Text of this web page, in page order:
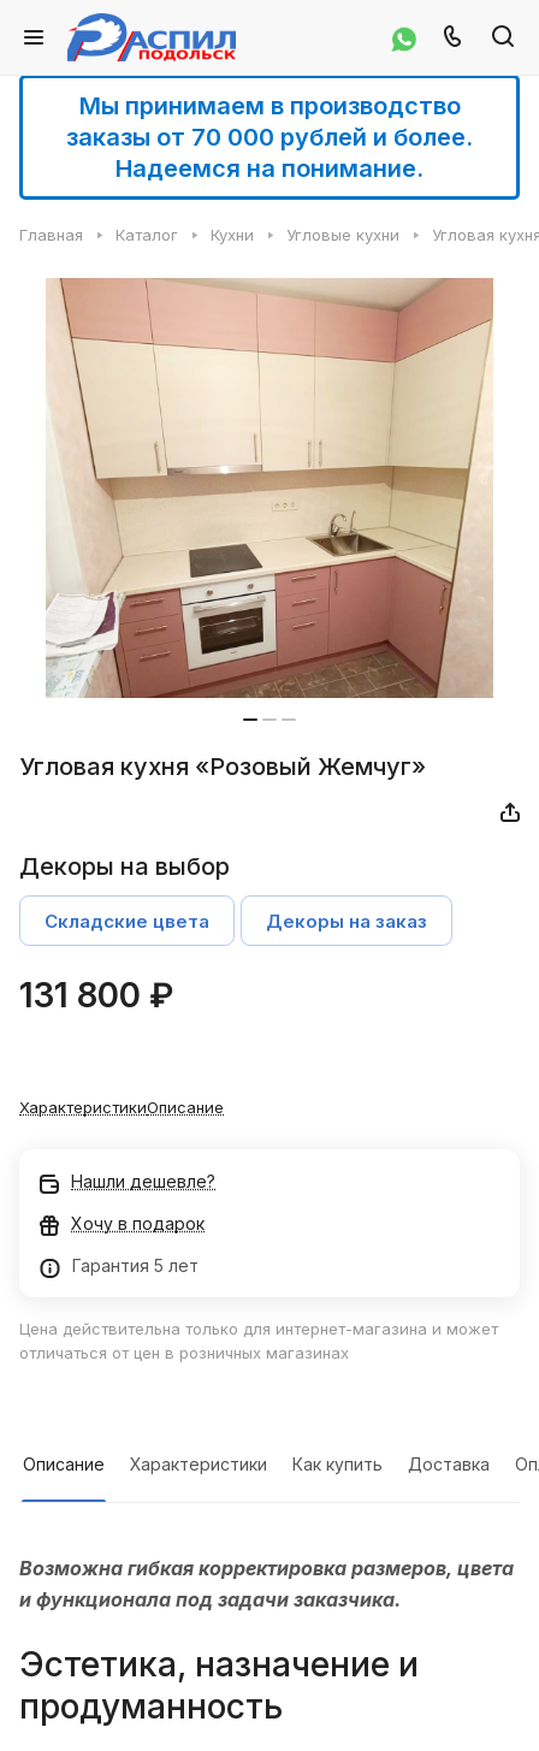
Мы принимаем в производство
заказы от 70 000 рублей и более.
Надеемся на понимание.
Главная Каталог Кухни Угловые кухни Угловая
Угловая кухня «Розовый Жемчуг»
Декоры на выбор
Складские цвета Декоры на заказ
131 800 ₽
ХарактеристикиОписание
Нашли дешевле?
Хочу в подарок
Гарантия 5 лет
Цена действительна только для интернет-магазина и может
отличаться от цен в розничных магазинах
Описание Характеристики Как купить Доставка
Возможна гибкая корректировка размеров, цвета
и функционала под задачи заказчика.
Эстетика, назначение и
продуманность